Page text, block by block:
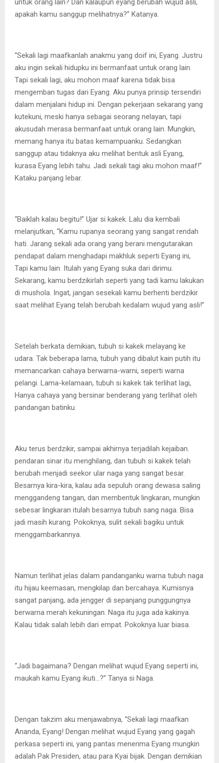
apakah kamu sanggup melihatnya?” Katanya.
“Sekali lagi maafkanlah anakmu yang doif ini, Eyang. Justru
aku ingin sekali hidupku ini bermanfaat untuk orang lain.
Tapi sekali lagi, aku mohon maaf karena tidak bisa
mengemban tugas dari Eyang. Aku punya prinsip tersendiri
dalam menjalani hidup ini. Dengan pekerjaan sekarang yang
kutekuni, meski hanya sebagai seorang nelayan, tapi
akusudah merasa bermanfaat untuk orang lain. Mungkin,
memang hanya itu batas kemampuanku. Sedangkan
sanggup atau tidaknya aku melihat bentuk asli Eyang,
kurasa Eyang lebih tahu. Jadi sekali tagi aku mohon maaf!”
Kataku panjang lebar.
“Baiklah kalau begitu!” Ujar si kakek. Lalu dia kembali
melanjutkan, “Kamu rupanya seorang yang sangat rendah
hati. Jarang sekali ada orang yang berani mengutarakan
pendapat dalam menghadapi makhluk seperti Eyang ini,
Tapi kamu lain. Itulah yang Eyang suka dari dirimu.
Sekarang, kamu berdzikirlah seperti yang tadi kamu lakukan
di mushola. Ingat, jangan sesekali kamu berhenti berdzikir
saat melihat Eyang telah berubah kedalam wujud yang asli!”
Setelah berkata demikian, tubuh si kakek melayang ke
udara. Tak beberapa lama, tubuh yang dibalut kain putih itu
memancarkan cahaya berwarna-warni, seperti warna
pelangi. Lama-kelamaan, tubuh si kakek tak terlihat lagi,
Hanya cahaya yang bersinar benderang yang terlihat oleh
pandangan batinku.
Aku terus berdzikir, sampai akhirnya terjadilah kejaiban.
pendaran sinar itu menghilang, dan tubuh si kakek telah
berubah menjadi seekor ular naga yang sangat besar.
Besarnya kira-kira, kalau ada sepuluh orang dewasa saling
menggandeng tangan, dan membentuk lingkaran, mungkin
sebesar lingkaran itulah besarnya tubuh sang naga. Bisa
jadi masih kurang. Pokoknya, sulit sekali bagiku untuk
menggambarkannya.
Namun terlihat jelas dalam pandanganku warna tubuh naga
itu hijau keemasan, mengkilap dan bercahaya. Kumisnya
sangat panjang, ada jengger di sepanjang punggungnya
berwarna merah kekuningan. Naga itu juga ada kakinya.
Kalau tidak salah lebih dari empat. Pokoknya luar biasa.
“Jadi bagaimana? Dengan melihat wujud Eyang seperti ini,
maukah kamu Eyang ikuti…?” Tanya si Naga.
Dengan takzim aku menjawabnya, “Sekali lagi maafkan
Ananda, Eyang! Dengan melihat wujud Eyang yang gagah
perkasa seperti ini, yang pantas menerima Eyang mungkin
adalah Pak Presiden, atau para Kyai bijak. Dengan demikian